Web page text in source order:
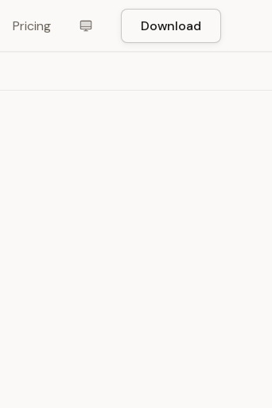
Pricing Download